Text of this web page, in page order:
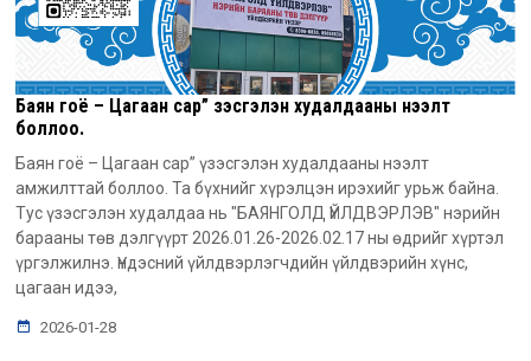
Баян гоё – Цагаан сар” үзэсгэлэн худалдааны нээлт
боллоо.
Баян гоё – Цагаан сар” үзэсгэлэн худалдааны нээлт
амжилттай боллоо. Та бүхнийг хүрэлцэн ирэхийг урьж байна.
Тус үзэсгэлэн худалдаа нь "БАЯНГОЛД ҮЙЛДВЭРЛЭВ" нэрийн
барааны төв дэлгүүрт 2026.01.26-2026.02.17 ны өдрийг хүртэл
үргэлжилнэ. Үндэсний үйлдвэрлэгчдийн үйлдвэрийн хүнс,
цагаан идээ,
2026-01-28